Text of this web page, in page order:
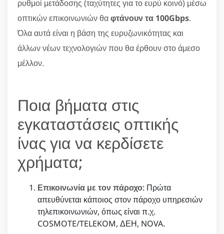
ρυθμοί μετάδοσης (ταχύτητες για το ευρύ κοινό) μέσω
οπτικών επικοινωνιών θαφτάνουν τα 100Gbps.
Όλα αυτά είναι η βάση της ευρυζωνικότητας και
άλλων νέων τεχνολογιών που θα έρθουν στο άμεσο
μέλλον.
Ποια βήματα στις
εγκαταστάσεις οπτικής
ίνας για να κερδίσετε
χρήματα;
Επικοινωνία με τον πάροχο: Πρώτα
απευθύνεται κάποιος στον πάροχο υπηρεσιών
τηλεπικοινωνιών, όπως είναι π.χ.
COSMOTE/TELEKOM, ΔΕΗ, NOVA.